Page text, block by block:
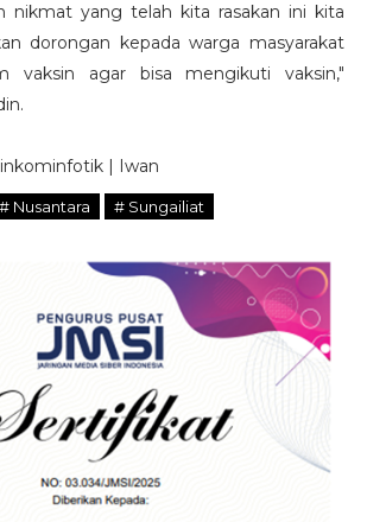
nikmat yang telah kita rasakan ini kita
dorongan kepada warga masyarakat
vaksin agar bisa mengikuti vaksin,"
| Iwan
# Nusantara # Sungailiat